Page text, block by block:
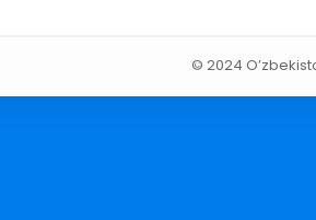
© 2024